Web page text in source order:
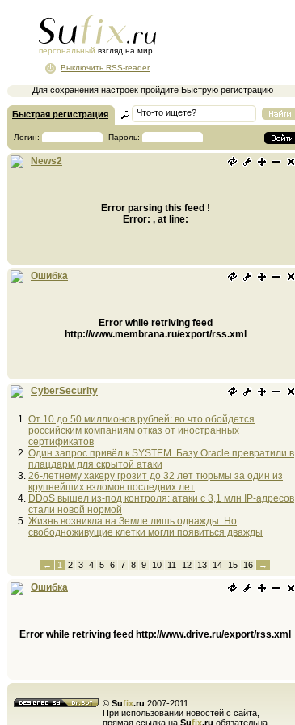
персональный взгляд на мир
Для сохранения настроек пройдите Быструю регистрацию
Выключить RSS-reader
Быстрая регистрация
Логин: Пароль:
News2
Error parsing this feed !
Error: , at line:
Ошибка
Error while retriving feed
http://www.membrana.ru/export/rss.xml
CyberSecurity
От 10 до 50 миллионов рублей: во что обойдется
российским компаниям отказ от иностранных
сертификатов
Один запрос привёл к SYSTEM. Базу Oracle превратили в
плацдарм для скрытой атаки
26-летнему хакеру грозит до 32 лет тюрьмы за один из
крупнейших взломов последних лет
DDoS вышел из-под контроля: атаки с 3,1 млн IP-адресов
стали новой нормой
Жизнь возникла на Земле лишь однажды. Но
свободноживущие клетки могли появиться дважды
← 1 2 3 4 5 6 7 8 9 10 11 12 13 14 15 16 →
Ошибка
Error while retriving feed http://www.drive.ru/export/rss.xml
© Sufix.ru 2007-2011
При использовании новостей с сайта,
прямая ссылка на Sufix.ru обязательна